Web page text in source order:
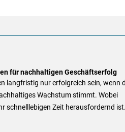
für nachhaltigen Geschäftserfolg
langfristig nur erfolgreich sein, wenn
Wachstum stimmt. Wobei
schnelllebigen Zeit herausfordernd